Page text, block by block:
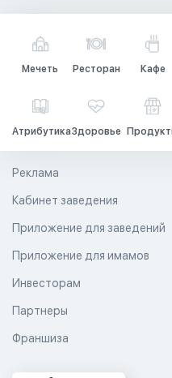
Мечеть Ресторан Кафе
АтрибутикаЗдоровье
Реклама
Кабинет заведения
Приложение для заведений
Приложение для имамов
Инвесторам
Партнеры
Франшиза